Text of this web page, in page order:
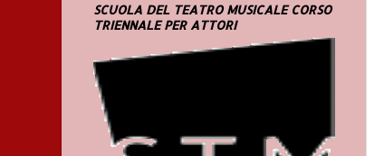
SCUOLA DEL TEATRO MUSICALE CORSO
TRIENNALE PER ATTORI